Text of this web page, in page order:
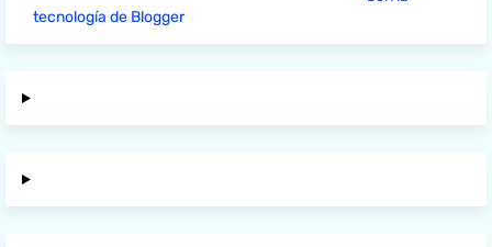
tecnología de Blogger